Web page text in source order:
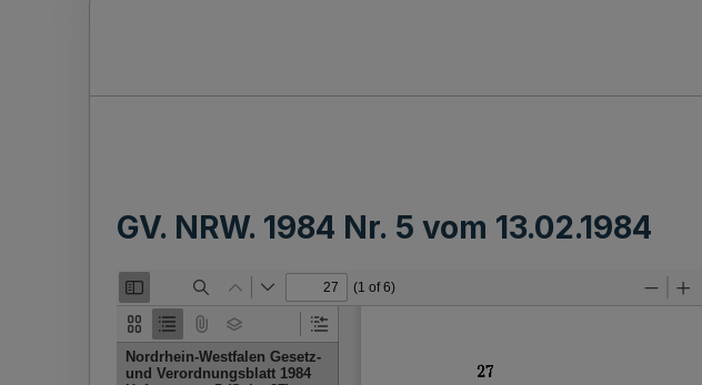
GV. NRW. 1984 Nr. 5 vom 13.02.1984